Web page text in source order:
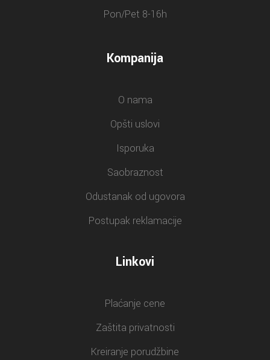
Pon/Pet 8-16h
Kompanija
O nama
Opšti uslovi
Isporuka
Saobraznost
Odustanak od ugovora
Postupak reklamacije
Linkovi
Plaćanje cene
Zaštita privatnosti
Kreiranje porudžbine